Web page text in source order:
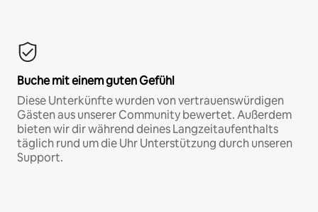
Buche mit einem guten Gefühl
Diese Unterkünfte wurden von vertrauenswürdigen
Gästen aus unserer Community bewertet. Außerdem
bieten wir dir während deines Langzeitaufenthalts
täglich rund um die Uhr Unterstützung durch unseren
Support.